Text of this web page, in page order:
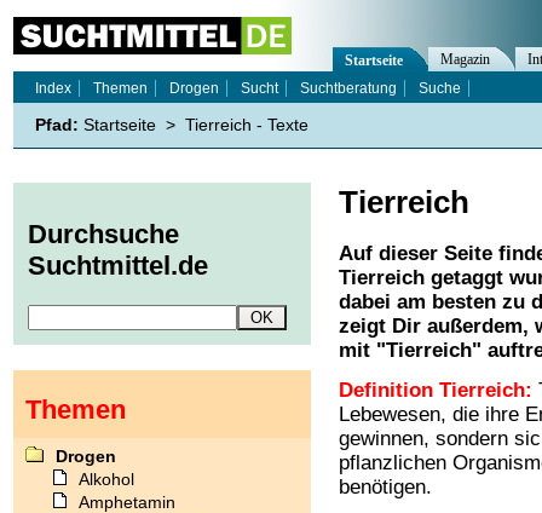
Tierreich
Auf dieser Seite
Tierreich getaggt
dabei am besten zu
zeigt Dir außerdem,
mit "Tierreich"
Definition Tierreich:
Lebewesen, die ihre
gewinnen, sondern
pflanzlichen
benötigen.
Startseite Magazin
Index
Themen Drogen Sucht Suchtberatung Suche
Pfad: Startseite > Tierreich - Texte
Durchsuche
Suchtmittel.de
Themen
Drogen
Alkohol
Amphetamin